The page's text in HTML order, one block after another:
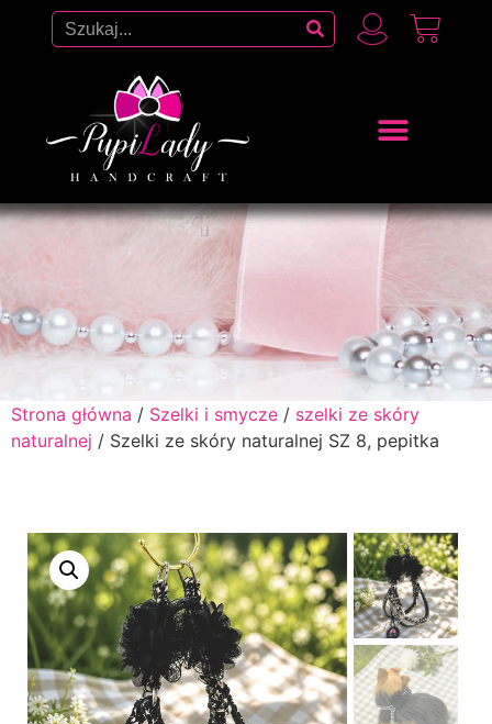
Strona główna / Szelki i smycze / szelki ze skóry
naturalnej / Szelki ze skóry naturalnej SZ 8, pepitka